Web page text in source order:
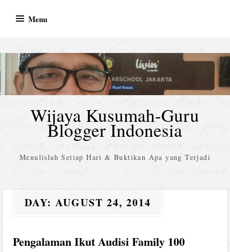
Menu
Wijaya Kusumah-Guru
Blogger Indonesia
Menulislah Setiap Hari & Buktikan Apa yang Terjadi
DAY:AUGUST 24, 2014
Pengalaman Ikut Audisi Family 100